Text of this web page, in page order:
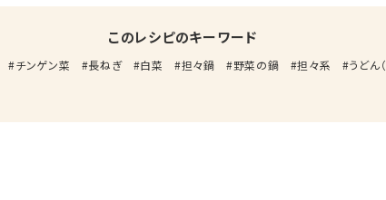
このレシピのキーワード
チンゲン菜 長ねぎ 白菜 担々鍋 野菜の鍋 担々系
うどん